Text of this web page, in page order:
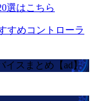
選はこちら
すめコントローラ
イスまとめ【ad】